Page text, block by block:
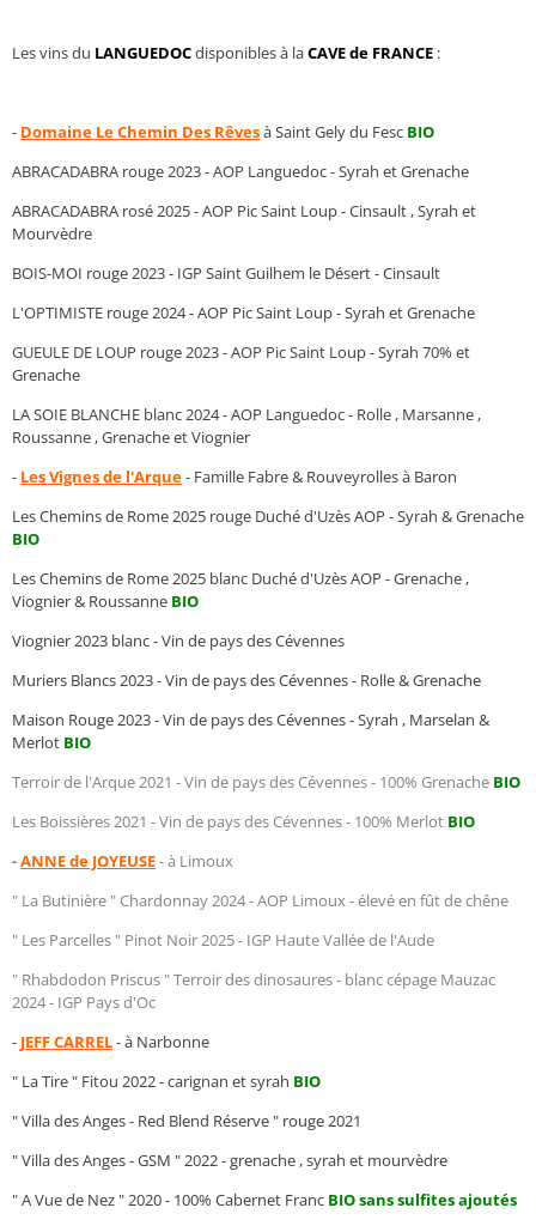
Les vins du LANGUEDOCdisponibles à laCAVE de FRANCE :
- Domaine Le Chemin Des Rêvesà Saint Gely du Fesc BIO
ABRACADABRA rouge 2023 - AOP Languedoc - Syrah et Grenache
ABRACADABRA rosé 2025 - AOP Pic Saint Loup - Cinsault , Syrah et
Mourvèdre
BOIS-MOI rouge 2023 - IGP Saint Guilhem le Désert - Cinsault
L'OPTIMISTE rouge 2024 - AOP Pic Saint Loup - Syrah et Grenache
GUEULE DE LOUP rouge 2023 - AOP Pic Saint Loup - Syrah 70% et
Grenache
LA SOIE BLANCHE blanc 2024 - AOP Languedoc - Rolle , Marsanne ,
Roussanne , Grenache et Viognier
- Les Vignes de l'Arque- Famille Fabre & Rouveyrolles à Baron
Les Chemins de Rome 2025 rouge Duché d'Uzès AOP - Syrah & Grenache
BIO
Les Chemins de Rome 2025 blanc Duché d'Uzès AOP - Grenache ,
Viognier & Roussanne BIO
Viognier 2023 blanc - Vin de pays des Cévennes
Muriers Blancs 2023 - Vin de pays des Cévennes - Rolle & Grenache
Maison Rouge 2023 - Vin de pays des Cévennes - Syrah , Marselan &
Merlot BIO
Terroir de l'Arque 2021 - Vin de pays des Cévennes - 100% Grenache BIO
Les Boissières 2021 - Vin de pays des Cévennes - 100% Merlot BIO
-ANNE de JOYEUSE- à Limoux
" La Butinière " Chardonnay 2024 - AOP Limoux - élevé en fût de chêne
" Les Parcelles " Pinot Noir 2025 - IGP Haute Vallée de l'Aude
" Rhabdodon Priscus " Terroir des dinosaures - blanc cépage Mauzac
2024 - IGP Pays d'Oc
- JEFF CARREL- à Narbonne
" La Tire " Fitou 2022 - carignan et syrah BIO
" Villa des Anges - Red Blend Réserve " rouge 2021
" Villa des Anges - GSM " 2022 - grenache , syrah et mourvèdre
" A Vue de Nez " 2020 - 100% Cabernet Franc BIO sans sulfites ajoutés